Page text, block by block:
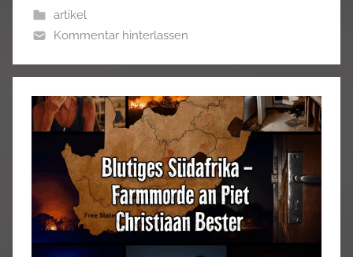
artikel
Kommentar hinterlassen